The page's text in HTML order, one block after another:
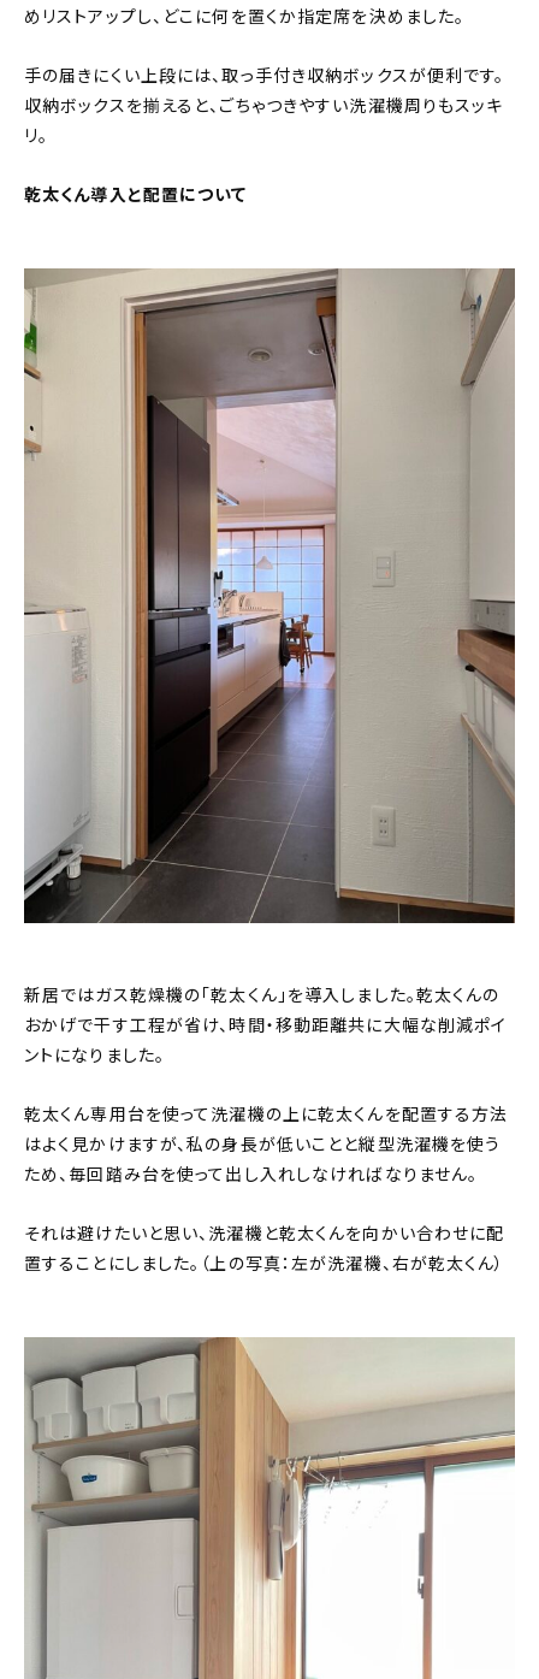
めリストアップし、どこに何を置くか指定席を決めました。
手の届きにくい上段には、取っ手付き収納ボックスが便利です。
収納ボックスを揃えると、ごちゃつきやすい洗濯機周りもスッキ
リ。
乾太くん導入と配置について
新居ではガス乾燥機の「乾太くん」を導入しました。乾太くんの
おかげで干す工程が省け、時間・移動距離共に大幅な削減ポイ
ントになりました。
乾太くん専用台を使って洗濯機の上に乾太くんを配置する方法
はよく見かけますが、私の身長が低いことと縦型洗濯機を使う
ため、毎回踏み台を使って出し入れしなければなりません。
それは避けたいと思い、洗濯機と乾太くんを向かい合わせに配
置することにしました。（上の写真：左が洗濯機、右が乾太くん）